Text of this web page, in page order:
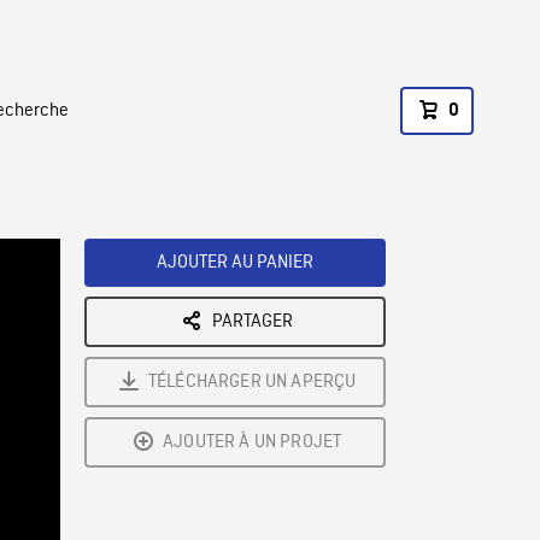
0
AJOUTER AU PANIER
PARTAGER
TÉLÉCHARGER UN APERÇU
AJOUTER À UN PROJET